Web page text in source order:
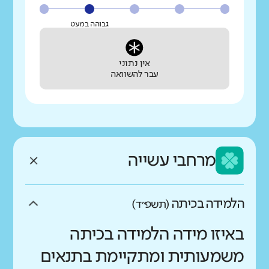
גבוהה במעט
אין נתוני
עבר להשוואה
מרחבי עשייה
הלמידה בכיתה (תשפ״ד)
באיזו מידה הלמידה בכיתה
משמעותית ומתקיימת בתנאים